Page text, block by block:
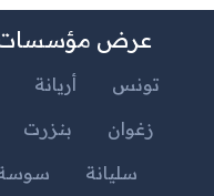
عرض مؤسسات
تونس أريانة
زغوان
بنزرت
سليانة